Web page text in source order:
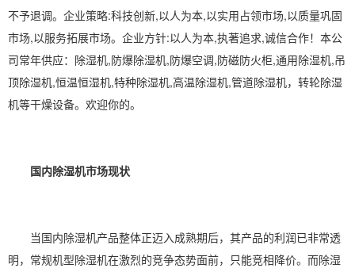
不予退调。企业策略:科技创新,以人为本,以实用占领市场,以质量巩固
市场,以服务拓展市场。企业方针:以人为本,执著追求,诚信合作！本公
司常年供应：除湿机,防爆除湿机,防爆空调,防磁防火柜,通用除湿机,吊
顶除湿机,恒温恒湿机,特种除湿机,高温除湿机,管道除湿机， 转轮除湿
机等干燥设备。欢迎你的。
国内除湿机市场现状
当国内除湿机产品整体正迈入成熟期后，其产品的利润已非常透
明，常规机型除湿机在激烈的竞争态势面前，只能竞相降价。而除湿